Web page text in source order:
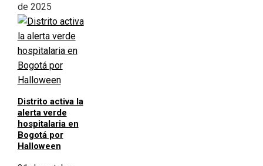
de 2025
Distrito activa la
alerta verde
hospitalaria en
Bogotá por
Halloween